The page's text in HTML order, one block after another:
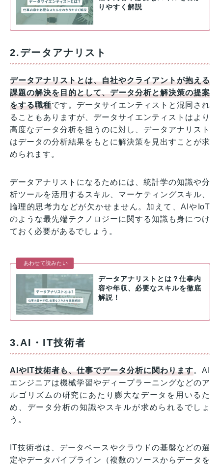
りやすく解説
2.データアナリスト
データアナリストとは、自社やクライアントが抱える
課題の解決を目的として、データ分析と解決策の提案
をする職種です。データサイエンティストと混同され
ることもありますが、データサイエンティストはより
高度なデータ分析を担うのに対し、データアナリスト
はデータの分析結果をもとに解決策を見出すことが求
められます。
データアナリストになるためには、統計学の知識や分
析ツールを活用するスキル、マーケティングスキル、
論理的思考力などが欠かせません。加えて、AIやIoT
のような最先端テクノロジーに関する知識も身につけ
ておく必要があるでしょう。
あわせて読みたい
データアナリストとは？仕事内
容や年収、必要なスキルを徹底
解説！
3.AI・IT技術者
AIやIT技術者も、仕事でデータ分析に関わります。AI
エンジニアは機械学習やディープラーニングなどのア
ルゴリズムの研究にあたり膨大なデータを用いるた
め、データ分析の知識やスキルが求められるでしょ
う。
IT技術者は、データベースやクラウドの基盤などの選
定やデータパイプライン（複数のソースからデータを